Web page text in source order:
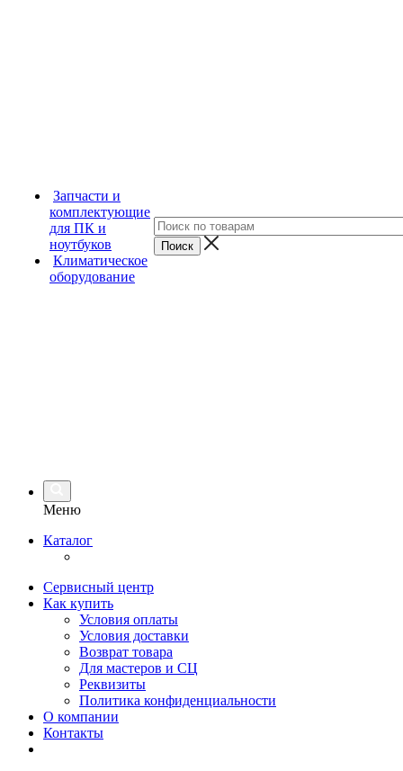
Запчасти и
комплектующие
для ПК и
ноутбуков
Климатическое
оборудование
Меню
Каталог
Сервисный центр
Как купить
Условия оплаты
Условия доставки
Возврат товара
Для мастеров и СЦ
Реквизиты
Политика конфиденциальности
О компании
Контакты